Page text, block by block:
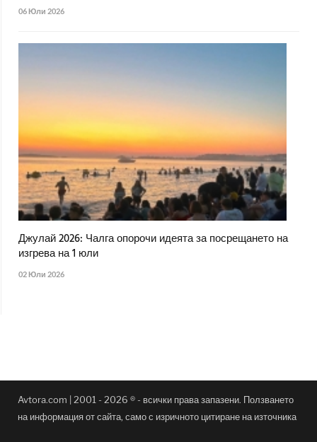
06 Юли 2026
Джулай 2026: Чалга опорочи идеята за посрещането на
изгрева на 1 юли
02 Юли 2026
Avtora.com | 2001 - 2026 ® - всички права запазени. Ползването
на информация от сайта, само с изричното цитиране на източника